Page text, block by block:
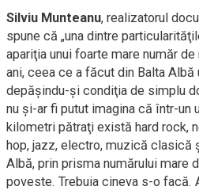
Silviu Munteanu, realizatorul
spune că „una dintre
apariţia unui foarte mare număr
ani, ceea ce a făcut din Balta Albă
depăşindu-şi condiţia de simplu
nu şi-ar fi putut imagina că într-un
kilometri pătraţi există hard rock,
hop, jazz, electro, muzică clasică
Albă, prin prisma numărului mare
poveste. Trebuia cineva s-o